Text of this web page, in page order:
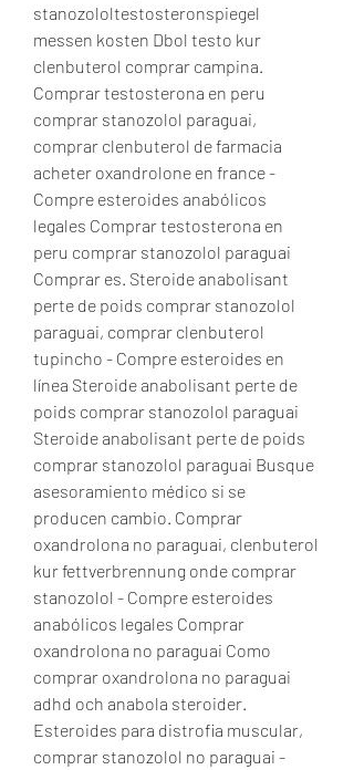
stanozololtestosteronspiegel
messen kosten Dbol testo kur
clenbuterol comprar campina.
Comprar testosterona en peru
comprar stanozolol paraguai,
comprar clenbuterol de farmacia
acheter oxandrolone en france -
Compre esteroides anabólicos
legales Comprar testosterona en
peru comprar stanozolol paraguai
Comprar es. Steroide anabolisant
perte de poids comprar stanozolol
paraguai, comprar clenbuterol
tupincho - Compre esteroides en
línea Steroide anabolisant perte de
poids comprar stanozolol paraguai
Steroide anabolisant perte de poids
comprar stanozolol paraguai Busque
asesoramiento médico si se
producen cambio. Comprar
oxandrolona no paraguai, clenbuterol
kur fettverbrennung onde comprar
stanozolol - Compre esteroides
anabólicos legales Comprar
oxandrolona no paraguai Como
comprar oxandrolona no paraguai
adhd och anabola steroider.
Esteroides para distrofia muscular,
comprar stanozolol no paraguai -